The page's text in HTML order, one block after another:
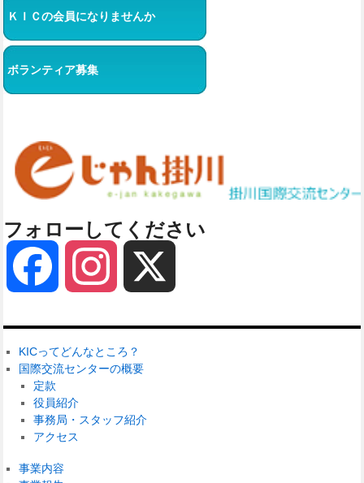
ＫＩＣの会員になりませんか
ボランティア募集
フォローしてください
Facebook Instagram
KICってどんなところ？
国際交流センターの概要
定款
役員紹介
事務局・スタッフ紹介
アクセス
事業内容